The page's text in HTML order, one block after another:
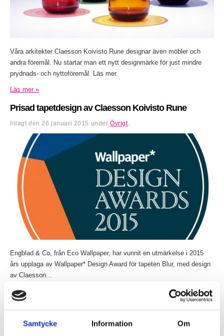
Samtycke Information Om
Våra arkitekter Claesson Koivisto Rune designar även möbler och
andra föremål. Nu startar man ett nytt designmärke för just mindre
prydnads- och nyttoföremål. Läs mer.
Läs mer »
Prisad tapetdesign av Claesson Koivisto Rune
Inlagt den 26 januari 2015 underÖvrigt.
Engblad & Co, från Eco Wallpaper, har vunnit en utmärkelse i 2015
års upplaga av Wallpaper* Design Award för tapeten Blur, med design
av Claesson...
Läs mer »
för Matsuso T